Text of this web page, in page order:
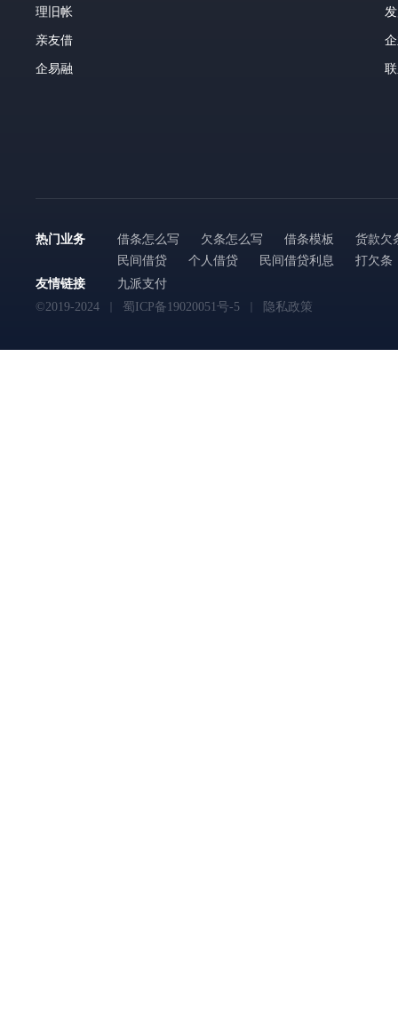
理旧帐
亲友借
企易融
热门业务 借条怎么写 欠条怎么写 借条模板
货款欠
民间借贷
个人借贷 民间借贷利息
打欠条
友情链接
九派支付
©2019-2024
蜀ICP备19020051号-5 隐私政策